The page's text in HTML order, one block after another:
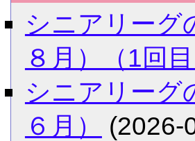
シニアリーグ
８月）（1回目
シニアリーグ
６月）
(2026-